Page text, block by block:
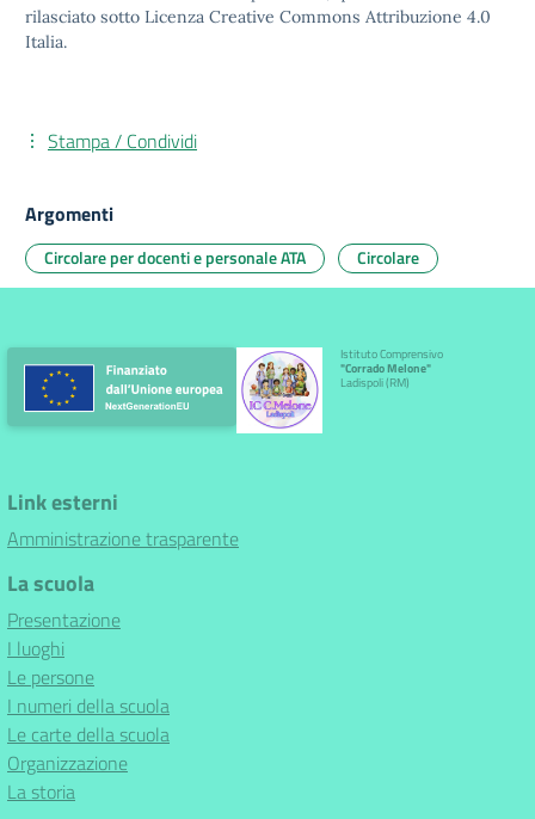
rilasciato sotto Licenza Creative Commons Attribuzione 4.0
Italia.
Stampa / Condividi
Argomenti
Circolare per docenti e personale ATA Circolare
Istituto Comprensivo
"Corrado Melone"
Ladispoli (RM)
Link esterni
Amministrazione trasparente
La scuola
Presentazione
I luoghi
Le persone
I numeri della scuola
Le carte della scuola
Organizzazione
La storia